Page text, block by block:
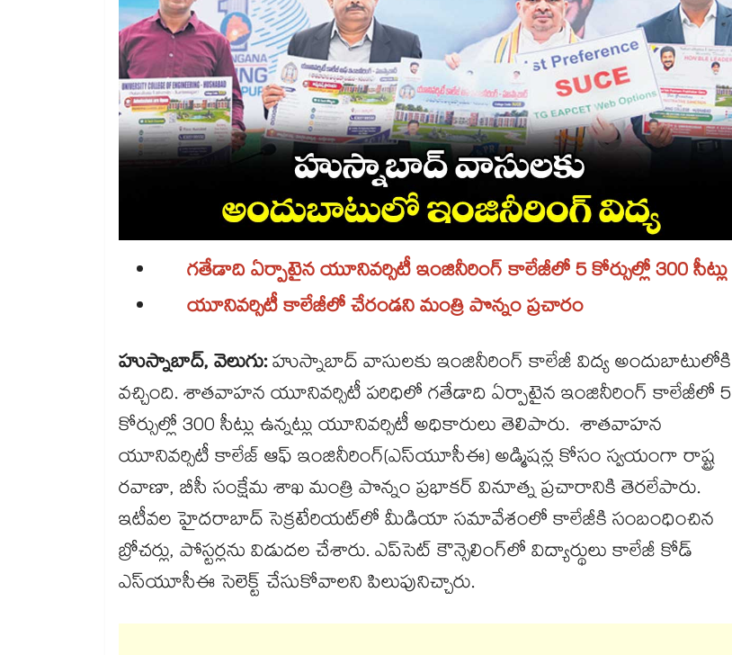
గతేడాది ఏర్పాటైన యూనివర్సిటీ ఇంజినీరింగ్‌‌‌‌‌‌‌‌ కాలేజీలో 5 కోర్సుల్లో 300 సీట్లు
యూనివర్సిటీ కాలేజీలో చేరండని మంత్రి పొన్నం ప్రచారం
హుస్నాబాద్, వెలుగు:హుస్నాబాద్ వాసులకు ఇంజినీరింగ్‌‌‌‌‌‌‌‌ కాలేజీ విద్య అందుబాటులోకి
వచ్చింది. శాతవాహన యూనివర్సిటీ పరిధిలో గతేడాది ఏర్పాటైన ఇంజినీరింగ్ కాలేజీలో 5
కోర్సుల్లో 300 సీట్లు ఉన్నట్లు యూనివర్సిటీ అధికారులు తెలిపారు. శాతవాహన
యూనివర్సిటీ కాలేజ్‌‌‌‌‌‌‌‌ ఆఫ్ ఇంజినీరింగ్‌‌‌‌‌‌‌‌(ఎస్‌‌‌‌‌‌‌‌యూసీఈ) అడ్మిషన్ల కోసం స్వయంగా రాష్ట్ర
రవాణా, బీసీ సంక్షేమ శాఖ మంత్రి పొన్నం ప్రభాకర్‌‌‌‌‌‌‌‌‌‌‌‌‌‌‌‌ వినూత్న ప్రచారానికి తెరలేపారు.
ఇటీవల హైదరాబాద్​ సెక్రటేరియట్‌‌‌‌‌‌‌‌లో మీడియా సమావేశంలో కాలేజీకి సంబంధించిన
బ్రోచర్లు, పోస్టర్లను విడుదల చేశారు. ఎప్‌‌‌‌‌‌‌‌సెట్‌‌‌‌‌‌‌‌ కౌన్సెలింగ్‌‌‌‌‌‌‌‌లో విద్యార్థులు కాలేజీ కోడ్‌‌‌‌‌‌‌‌
ఎస్‌‌‌‌‌‌‌‌యూసీఈ సెలెక్ట్‌‌‌‌‌‌‌‌ చేసుకోవాలని పిలుపునిచ్చారు.